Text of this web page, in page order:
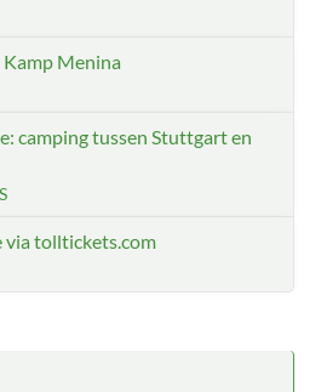
Kamp Menina
camping tussen Stuttgart en
via tolltickets.com